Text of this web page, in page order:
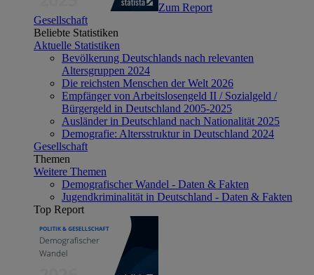
Zum Report
Gesellschaft
Beliebte Statistiken
Aktuelle Statistiken
Bevölkerung Deutschlands nach relevanten
Altersgruppen 2024
Die reichsten Menschen der Welt 2026
Empfänger von Arbeitslosengeld II / Sozialgeld /
Bürgergeld in Deutschland 2005-2025
Ausländer in Deutschland nach Nationalität 2025
Demografie: Altersstruktur in Deutschland 2024
Gesellschaft
Themen
Weitere Themen
Demografischer Wandel - Daten & Fakten
Jugendkriminalität in Deutschland - Daten & Fakten
Top Report